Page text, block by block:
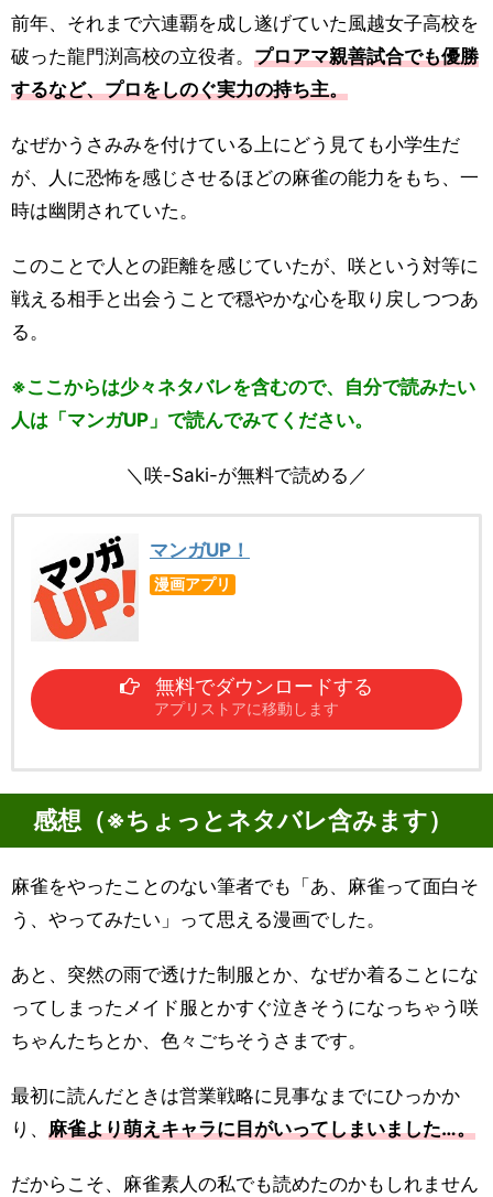
前年、それまで六連覇を成し遂げていた風越女子高校を
破った龍門渕高校の立役者。 プロアマ親善試合でも優勝
するなど、プロをしのぐ実力の持ち主。
なぜかうさみみを付けている上にどう見ても小学生だ
が、人に恐怖を感じさせるほどの麻雀の能力をもち、一
時は幽閉されていた。
このことで人との距離を感じていたが、咲という対等に
戦える相手と出会うことで穏やかな心を取り戻しつつあ
る。
※ここからは少々ネタバレを含むので、自分で読みたい
人は「 マンガUP 」で読んでみてください。
＼咲-Saki-が無料で読める／
マンガUP！
漫画アプリ
無料でダウンロードする
アプリストアに移動します
感想（※ちょっとネタバレ含みます）
麻雀をやったことのない筆者でも「あ、麻雀って面白そ
う、やってみたい」って思える漫画でした。
あと、突然の雨で透けた制服とか、なぜか着ることにな
ってしまったメイド服とかすぐ泣きそうになっちゃう咲
ちゃんたちとか、色々ごちそうさまです。
最初に読んだときは営業戦略に見事なまでにひっかか
り、 麻雀より萌えキャラに目がいってしまいました…。
だからこそ、麻雀素人の私でも読めたのかもしれません